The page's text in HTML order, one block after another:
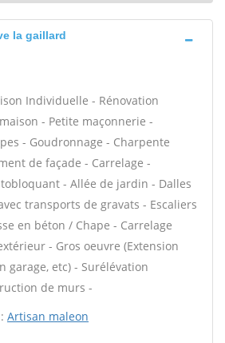
la gaillard
Individuelle - Rénovation
- Petite maçonnerie -
- Goudronnage - Charpente
de façade - Carrelage -
- Allée de jardin - Dalles
transports de gravats - Escaliers
en béton / Chape - Carrelage
- Gros oeuvre (Extension
garage, etc) - Surélévation
de murs -
Artisan maleon